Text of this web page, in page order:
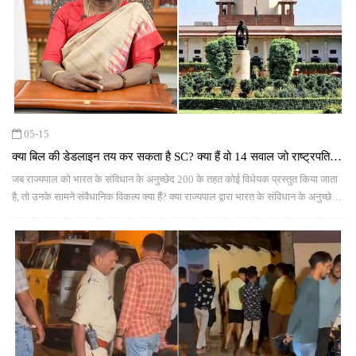
05-15
क्‍या बिल की डेडलाइन तय कर सकता है SC? क्‍या हैं वो 14 सवाल जो राष्‍ट्रपति ने
सुप्रीम कोर्ट से पूछे
जब राज्यपाल को भारत के संविधान के अनुच्छेद 200 के तहत कोई विधेयक प्रस्तुत किया जाता
है, तो उनके सामने संवैधानिक विकल्प क्या हैं? क्या राज्यपाल द्वारा भारत के संविधान के अनुच्छेद
सुप्रीम कोर्ट की राय मांगी है.